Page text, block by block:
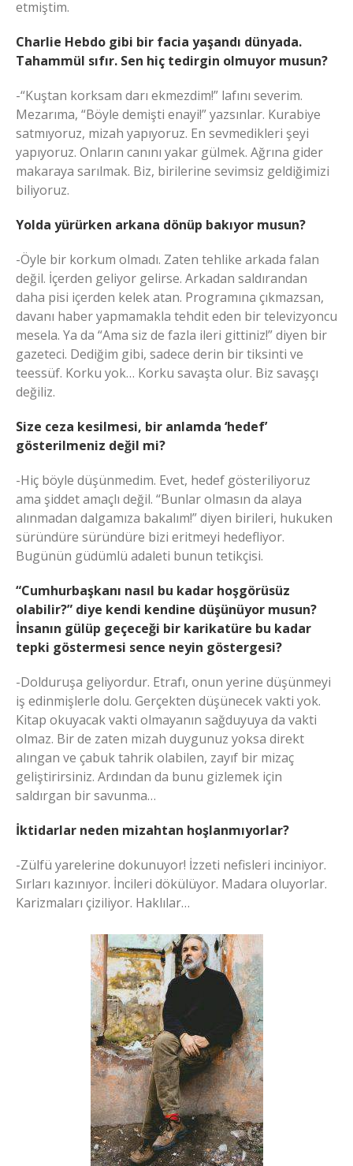
etmiştim.
Charlie Hebdo gibi bir facia yaşandı dünyada.
Tahammül sıfır. Sen hiç tedirgin olmuyor musun?
-“Kuştan korksam darı ekmezdim!” lafını severim.
Mezarıma, “Böyle demişti enayi!” yazsınlar. Kurabiye
satmıyoruz, mizah yapıyoruz. En sevmedikleri şeyi
yapıyoruz. Onların canını yakar gülmek. Ağrına gider
makaraya sarılmak. Biz, birilerine sevimsiz geldiğimizi
biliyoruz.
Yolda yürürken arkana dönüp bakıyor musun?
-Öyle bir korkum olmadı. Zaten tehlike arkada falan
değil. İçerden geliyor gelirse. Arkadan saldırandan
daha pisi içerden kelek atan. Programına çıkmazsan,
davanı haber yapmamakla tehdit eden bir televizyoncu
mesela. Ya da “Ama siz de fazla ileri gittiniz!” diyen bir
gazeteci. Dediğim gibi, sadece derin bir tiksinti ve
teessüf. Korku yok… Korku savaşta olur. Biz savaşçı
değiliz.
Size ceza kesilmesi, bir anlamda ‘hedef’
gösterilmeniz değil mi?
-Hiç böyle düşünmedim. Evet, hedef gösteriliyoruz
ama şiddet amaçlı değil. “Bunlar olmasın da alaya
alınmadan dalgamıza bakalım!” diyen birileri, hukuken
süründüre süründüre bizi eritmeyi hedefliyor.
Bugünün güdümlü adaleti bunun tetikçisi.
“Cumhurbaşkanı nasıl bu kadar hoşgörüsüz
olabilir?” diye kendi kendine düşünüyor musun?
İnsanın gülüp geçeceği bir karikatüre bu kadar
tepki göstermesi sence neyin göstergesi?
-Dolduruşa geliyordur. Etrafı, onun yerine düşünmeyi
iş edinmişlerle dolu. Gerçekten düşünecek vakti yok.
Kitap okuyacak vakti olmayanın sağduyuya da vakti
olmaz. Bir de zaten mizah duygunuz yoksa direkt
alıngan ve çabuk tahrik olabilen, zayıf bir mizaç
geliştirirsiniz. Ardından da bunu gizlemek için
saldırgan bir savunma…
İktidarlar neden mizahtan hoşlanmıyorlar?
-Zülfü yarelerine dokunuyor! İzzeti nefisleri inciniyor.
Sırları kazınıyor. İncileri dökülüyor. Madara oluyorlar.
Karizmaları çiziliyor. Haklılar…